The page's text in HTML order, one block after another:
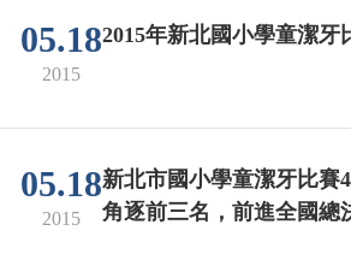
05.18
2015
2015年新北國小學童潔牙
05.18
2015
新北市國小學童潔牙比賽
角逐前三名，前進全國總